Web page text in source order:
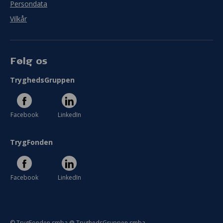
Persondata
Vilkår
Følg os
TryghedsGruppen
Facebook LinkedIn
TrygFonden
Facebook LinkedIn